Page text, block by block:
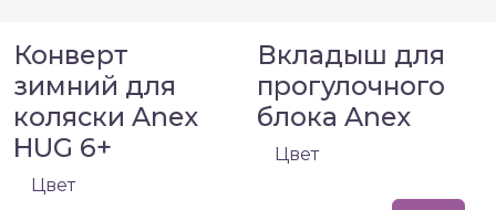
Конверт
зимний для
коляски Anex
HUG 6+
Цвет
Вкладыш для
прогулочного
блока Anex
Цвет